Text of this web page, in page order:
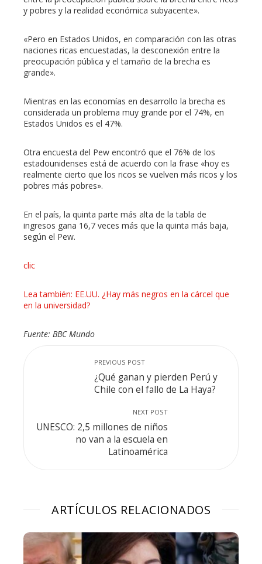
y pobres y la realidad económica subyacente».
«Pero en Estados Unidos, en comparación con las otras
naciones ricas encuestadas, la desconexión entre la
preocupación pública y el tamaño de la brecha es
grande».
Mientras en las economías en desarrollo la brecha es
considerada un problema muy grande por el 74%, en
Estados Unidos es el 47%.
Otra encuesta del Pew encontró que el 76% de los
estadounidenses está de acuerdo con la frase «hoy es
realmente cierto que los ricos se vuelven más ricos y los
pobres más pobres».
En el país, la quinta parte más alta de la tabla de
ingresos gana 16,7 veces más que la quinta más baja,
según el Pew.
clic
Lea también: EE.UU. ¿Hay más negros en la cárcel que
en la universidad?
Fuente: BBC Mundo
PREVIOUS POST
¿Qué ganan y pierden Perú y
Chile con el fallo de La Haya?
NEXT POST
UNESCO: 2,5 millones de niños
no van a la escuela en
Latinoamérica
ARTÍCULOS RELACIONADOS